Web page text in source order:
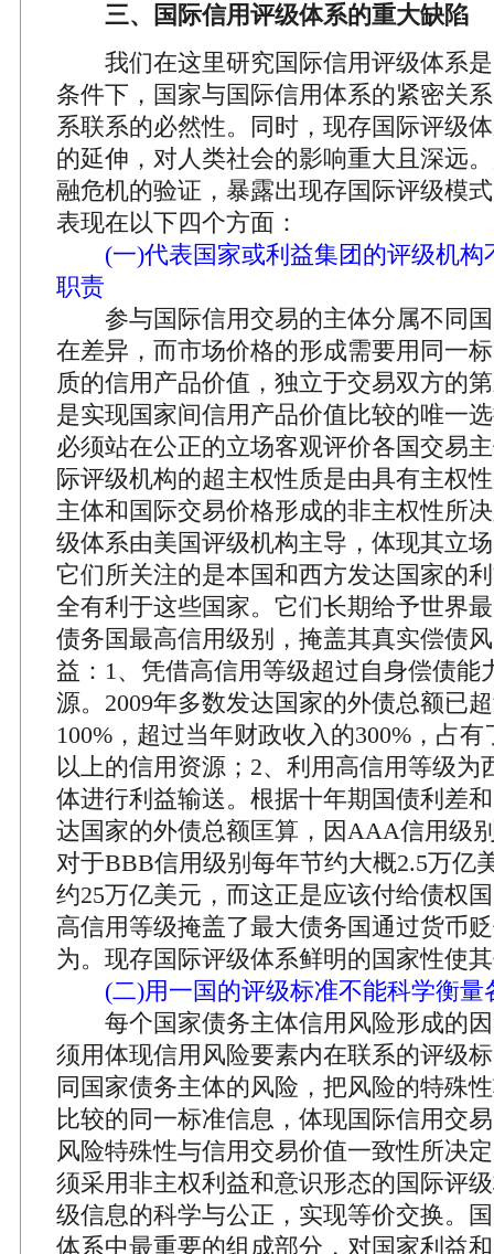
三、国际信用评级体系的重大缺陷
我们在这里研究国际信用评级体系是
条件下，国家与国际信用体系的紧密关
系联系的必然性。同时，现存国际评级
的延伸，对人类社会的影响重大且深远
融危机的验证，暴露出现存国际评级模
表现在以下四个方面：
(一)代表国家或利益集团的评级机构
职责
参与国际信用交易的主体分属不同国
在差异，而市场价格的形成需要用同一
质的信用产品价值，独立于交易双方的
是实现国家间信用产品价值比较的唯一
必须站在公正的立场客观评价各国交易
际评级机构的超主权性质是由具有主权
主体和国际交易价格形成的非主权性所
级体系由美国评级机构主导，体现其立
它们所关注的是本国和西方发达国家的
全有利于这些国家。它们长期给予世界
债务国最高信用级别，掩盖其真实偿债
益：1、凭借高信用等级超过自身偿债能
源。2009年多数发达国家的外债总额已
100%，超过当年财政收入的300%，占
以上的信用资源；2、利用高信用等级为
体进行利益输送。根据十年期国债利差
达国家的外债总额匡算，因AAA信用级
对于BBB信用级别每年节约大概2.5万亿
约25万亿美元，而这正是应该付给债权
高信用等级掩盖了最大债务国通过货币
为。现存国际评级体系鲜明的国家性使
(二)用一国的评级标准不能科学衡量
每个国家债务主体信用风险形成的因
须用体现信用风险要素内在联系的评级
同国家债务主体的风险，把风险的特殊
比较的同一标准信息，体现国际信用交
风险特殊性与信用交易价值一致性所决
须采用非主权利益和意识形态的国际评
级信息的科学与公正，实现等价交换。
体系中最重要的组成部分，对国家利益